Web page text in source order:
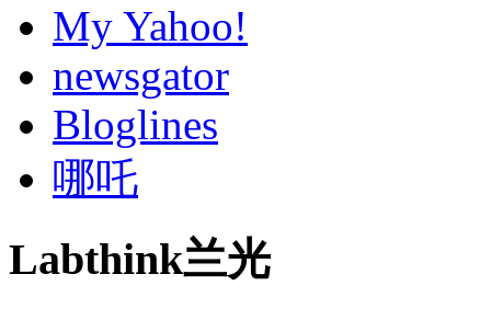
My Yahoo!
newsgator
Bloglines
哪吒
Labthink兰光